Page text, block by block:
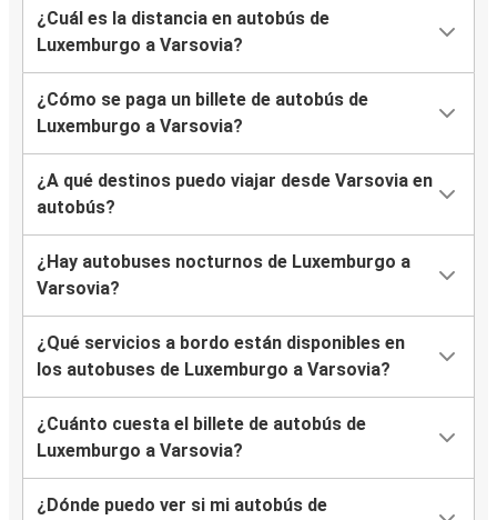
¿Cuál es la distancia en autobús de
Luxemburgo a Varsovia?
¿Cómo se paga un billete de autobús de
Luxemburgo a Varsovia?
¿A qué destinos puedo viajar desde Varsovia en
autobús?
¿Hay autobuses nocturnos de Luxemburgo a
Varsovia?
¿Qué servicios a bordo están disponibles en
los autobuses de Luxemburgo a Varsovia?
¿Cuánto cuesta el billete de autobús de
Luxemburgo a Varsovia?
¿Dónde puedo ver si mi autobús de